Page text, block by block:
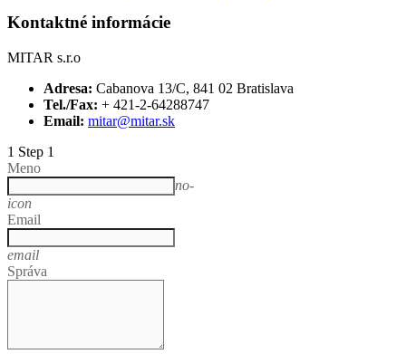
Kontaktné informácie
MITAR s.r.o
Adresa: Cabanova 13/C, 841 02 Bratislava
Tel./Fax: + 421-2-64288747
Email: mitar@mitar.sk
1 Step 1
Meno
no-
icon
Email
email
Správa